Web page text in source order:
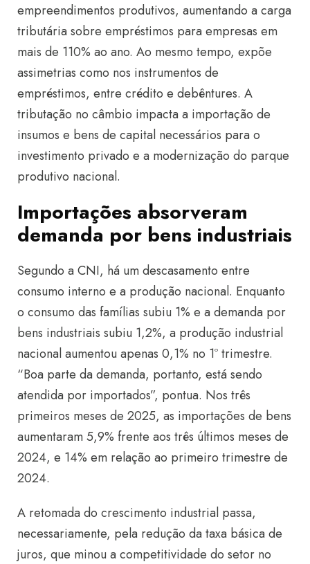
empreendimentos produtivos, aumentando a carga
tributária sobre empréstimos para empresas em
mais de 110% ao ano. Ao mesmo tempo, expõe
assimetrias como nos instrumentos de
empréstimos, entre crédito e debêntures. A
tributação no câmbio impacta a importação de
insumos e bens de capital necessários para o
investimento privado e a modernização do parque
produtivo nacional.
Importações absorveram
demanda por bens industriais
Segundo a CNI, há um descasamento entre
consumo interno e a produção nacional. Enquanto
o consumo das famílias subiu 1% e a demanda por
bens industriais subiu 1,2%, a produção industrial
nacional aumentou apenas 0,1% no 1º trimestre.
“Boa parte da demanda, portanto, está sendo
atendida por importados”, pontua. Nos três
primeiros meses de 2025, as importações de bens
aumentaram 5,9% frente aos três últimos meses de
2024, e 14% em relação ao primeiro trimestre de
2024.
A retomada do crescimento industrial passa,
necessariamente, pela redução da taxa básica de
juros, que minou a competitividade do setor no